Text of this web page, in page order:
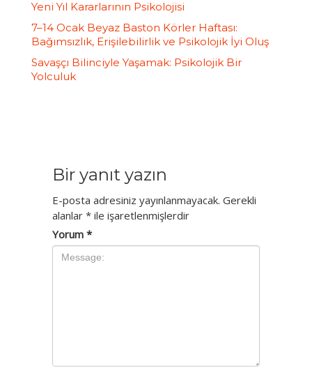
Yeni Yıl Kararlarının Psikolojisi
7–14 Ocak Beyaz Baston Körler Haftası:
Bağımsızlık, Erişilebilirlik ve Psikolojik İyi Oluş
Savaşçı Bilinciyle Yaşamak: Psikolojik Bir
Yolculuk
Bir yanıt yazın
E-posta adresiniz yayınlanmayacak. Gerekli
alanlar * ile işaretlenmişlerdir
Yorum *